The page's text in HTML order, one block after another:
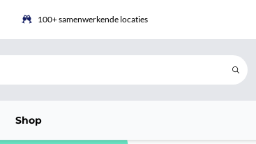
100+ samenwerkende locaties
Shop